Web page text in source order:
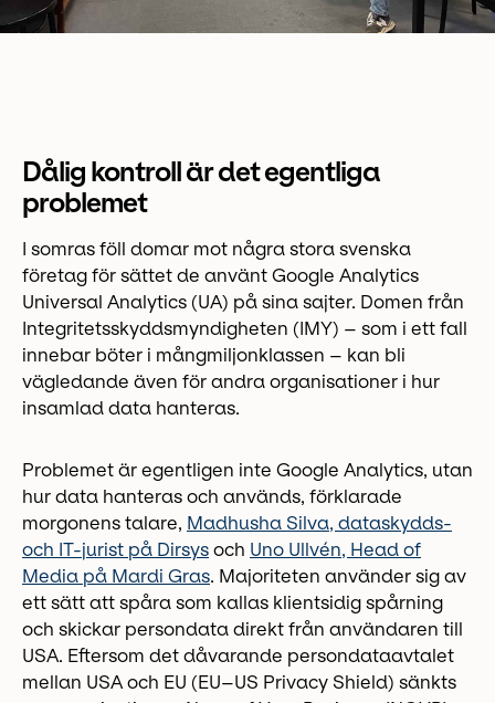
Dålig kontroll är det egentliga
problemet
I somras föll domar mot några stora svenska
företag för sättet de använt Google Analytics
Universal Analytics (UA) på sina sajter. Domen från
Integritetsskyddsmyndigheten (IMY) – som i ett fall
innebar böter i mångmiljonklassen – kan bli
vägledande även för andra organisationer i hur
insamlad data hanteras.
Problemet är egentligen inte Google Analytics, utan
hur data hanteras och används, förklarade
morgonens talare, Madhusha Silva, dataskydds-
och IT-jurist på Dirsys och Uno Ullvén, Head of
Media på Mardi Gras. Majoriteten använder sig av
ett sätt att spåra som kallas klientsidig spårning
och skickar persondata direkt från användaren till
USA. Eftersom det dåvarande persondataavtalet
mellan USA och EU (EU–US Privacy Shield) sänkts